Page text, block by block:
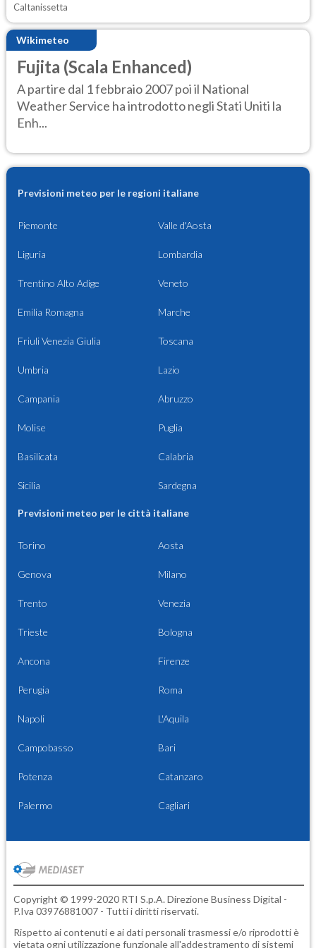
Caltanissetta
Wikimeteo
Fujita (Scala Enhanced)
A partire dal 1 febbraio 2007 poi il National
Weather Service ha introdotto negli Stati Uniti la
Enh...
Previsioni meteo per le regioni italiane
Piemonte Valle d'Aosta
Liguria Lombardia
Trentino Alto Adige Veneto
Emilia Romagna Marche
Friuli Venezia Giulia Toscana
Umbria Lazio
Campania Abruzzo
Molise Puglia
Basilicata Calabria
Sicilia Sardegna
Previsioni meteo per le città italiane
Torino Aosta
Genova Milano
Trento Venezia
Trieste Bologna
Ancona Firenze
Perugia Roma
Napoli L'Aquila
Campobasso Bari
Potenza Catanzaro
Palermo Cagliari
Copyright © 1999-2020 RTI S.p.A. Direzione Business Digital -
P.Iva 03976881007 - Tutti i diritti riservati.
Rispetto ai contenuti e ai dati personali trasmessi e/o riprodotti è
vietata ogni utilizzazione funzionale all'addestramento di sistemi